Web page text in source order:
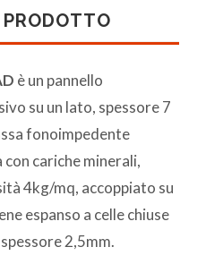
è un pannello
su un lato, spessore 7
fonoimpedente
con cariche minerali,
4kg/mq, accoppiato su
espanso a celle chiuse
2,5mm.